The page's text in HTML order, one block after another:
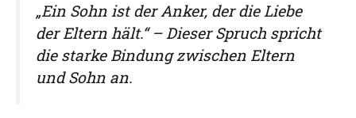
„Ein Sohn ist der Anker, der die Liebe
der Eltern hält.“ – Dieser Spruch spricht
die starke Bindung zwischen Eltern
und Sohn an.